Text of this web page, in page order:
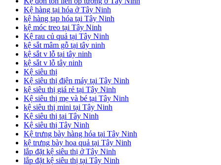
Kệ hàng tại hóa ở Tây Ninh
kệ hàng tạp hóa tại Tây Ninh
kệ móc treo tại Tây Ninh
Kệ rau củ quả tại Tây Ninh
kệ sắt mâm gỗ tại tây ninh
kệ sắt v lỗ tại tây ninh
kệ sắt v lỗ tây ninh
Kệ siêu thị
Kệ siêu thị điện máy tại Tây Ninh
kệ siêu thị giá rẻ tại Tây Ninh
Kệ siêu thị mẹ và bé tại Tây Ninh
kệ siêu thị mini tại Tây Ninh
Kệ siêu thị tại Tây Ninh
Kệ siêu thị Tây Ninh
Kệ trưng bày hàng hóa tại Tây Ninh
kệ trưng bày hoa quả tại Tây Ninh
lắp đặt kệ siêu thị ở Tây Ninh
lắp đặt kệ siêu thị tại Tây Ninh